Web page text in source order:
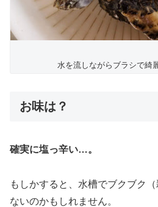
水を流しながらブラシで綺
お味は？
確実に塩っ辛い…。
もしかすると、水槽でブクブク
ないのかもしれません。